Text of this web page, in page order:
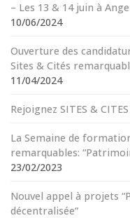
– Les 13 & 14 juin à
10/06/2024
Ouverture des
Sites & Cités
11/04/2024
Rejoignez SITES &
La Semaine de
remarquables:
23/02/2023
Nouvel appel à projets
décentralisée”